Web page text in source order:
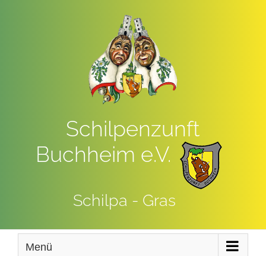
Schilpenzunft
Buchheim e.V.
Schilpa - Gras
Menü